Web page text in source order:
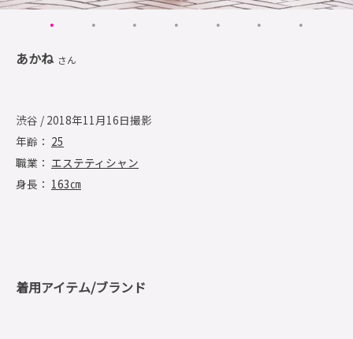
あかね さん
渋谷 / 2018年11月16日撮影
年齢： 25
職業： エステティシャン
身長： 163㎝
着用アイテム/ブランド